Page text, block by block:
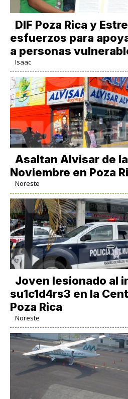
DIF Poza Rica y
esfuerzos para
a personas
Isaac
Asaltan Alvisar de
Noviembre en Poza
Noreste
Joven lesionado al
su1c1d4rs3 en la
Poza Rica
Noreste